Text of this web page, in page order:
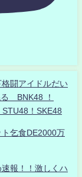
闘アイドルだい
BNK48 ！
！SKE48
乞食DE2000万
報！！激しくハ